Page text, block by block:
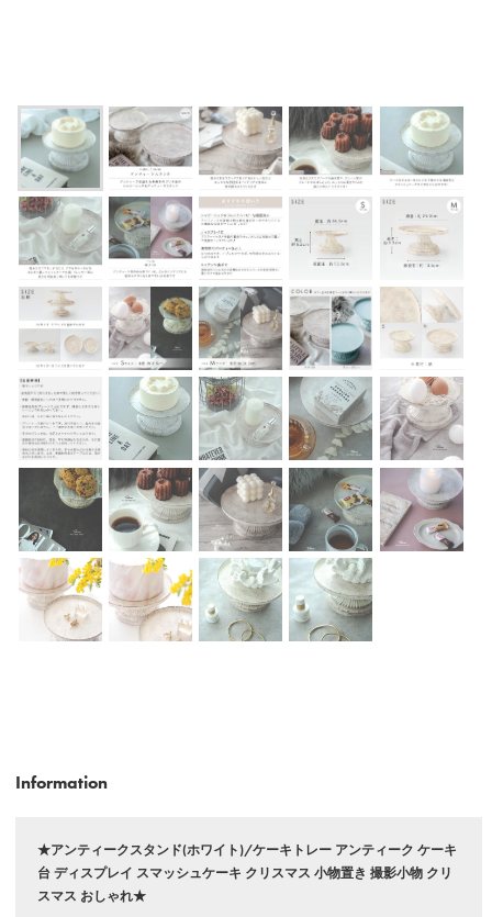
Information
★アンティークスタンド(ホワイト)/ケーキトレー アンティーク ケーキ
台 ディスプレイ スマッシュケーキ クリスマス 小物置き 撮影小物 クリ
スマス おしゃれ★